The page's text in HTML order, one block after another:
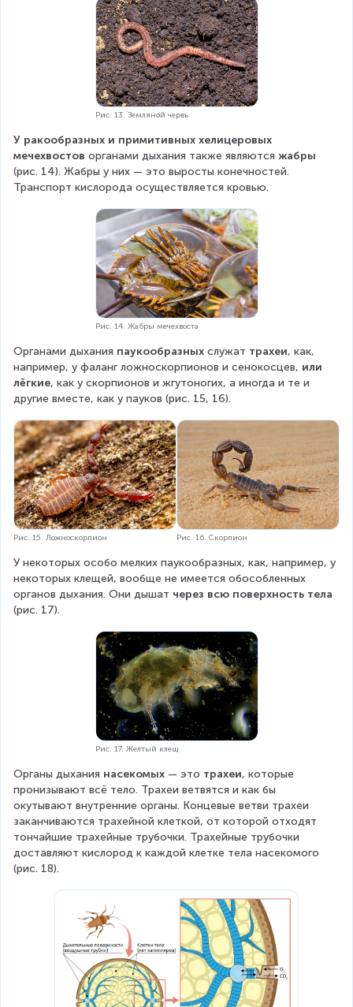
Рис. 13. Земляной червь
У ракообразных и примитивных хелицеровых
мечехвостов органами дыхания также являются жабры
(рис. 14). Жабры у них — это выросты конечностей.
Транспорт кислорода осуществляется кровью.
Рис. 14. Жабры мечехвоста
Органами дыхания паукообразных служат трахеи, как,
например, у фаланг ложноскорпионов и сенокосцев, или
лёгкие, как у скорпионов и жгутоногих, а иногда и те и
другие вместе, как у пауков (рис. 15, 16).
Рис. 15. Ложноскорпион Рис. 16. Скорпион
У некоторых особо мелких паукообразных, как, например, у
некоторых клещей, вообще не имеется обособленных
органов дыхания. Они дышат через всю поверхность тела
(рис. 17).
Рис. 17. Желтый клещ
Органы дыхания насекомых — это трахеи, которые
пронизывают всё тело. Трахеи ветвятся и как бы
окутывают внутренние органы. Концевые ветви трахеи
заканчиваются трахейной клеткой, от которой отходят
тончайшие трахейные трубочки. Трахейные трубочки
доставляют кислород к каждой клетке тела насекомого
(рис. 18).